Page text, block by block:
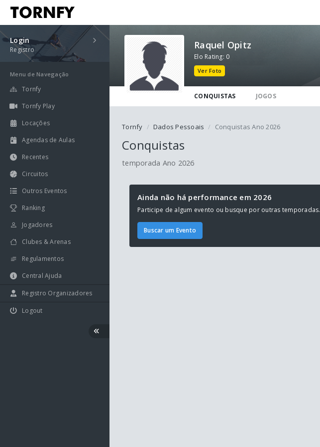
Login
Registro
Menu de Navegação
Tornfy
Tornfy Play
Locações
Agendas de Aulas
Recentes
Circuitos
Outros Eventos
Ranking
Jogadores
Clubes & Arenas
Regulamentos
Central Ajuda
Registro Organizadores
Logout
Raquel Opitz
Elo Rating: 0
Ver Foto
CONQUISTAS JOGOS
Tornfy Dados Pessoais Conquistas Ano 2026
Conquistas
temporada Ano 2026
Ainda não há performance em 2026
Participe de algum evento ou busque por outras temporadas.
Buscar um Evento